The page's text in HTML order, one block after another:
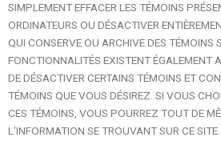
SIMPLEMENT EFFACER LES TÉMOINS
ORDINATEURS OU DÉSACTIVER
QUI CONSERVE OU ARCHIVE DES TÉMOINS
FONCTIONNALITÉS EXISTENT ÉGALEMENT
DE DÉSACTIVER CERTAINS TÉMOINS ET
TÉMOINS QUE VOUS DÉSIREZ. SI VOUS
CES TÉMOINS, VOUS POURREZ TOUT DE
L’INFORMATION SE TROUVANT SUR CE